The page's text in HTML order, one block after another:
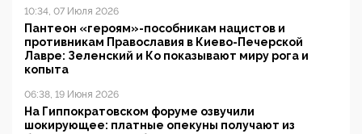
10:34, 07 Июля 2026
Пантеон «героям»-пособникам нацистов и
противникам Православия в Киево-Печерской
Лавре: Зеленский и Ко показывают миру рога и
копыта
06:38, 19 Июня 2026
На Гиппократовском форуме озвучили
шокирующее: платные опекуны получают из